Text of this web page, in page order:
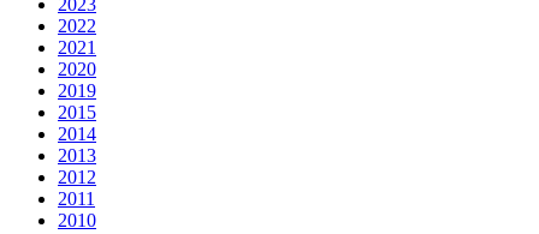
2023
2022
2021
2020
2019
2015
2014
2013
2012
2011
2010